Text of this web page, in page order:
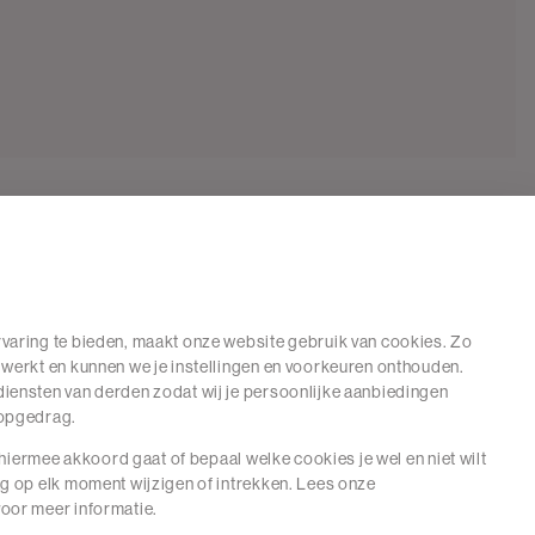
te bieden, maakt onze website gebruik van cookies. Zo
en kunnen we je instellingen en voorkeuren onthouden.
van derden zodat wij je persoonlijke aanbiedingen
akkoord gaat of bepaal welke cookies je wel en niet wilt
op elk moment wijzigen of intrekken. Lees onze
meer informatie.